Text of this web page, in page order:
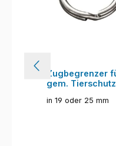
Zugbegrenzer
gem. Tierschutz
in 19 oder 25 mm